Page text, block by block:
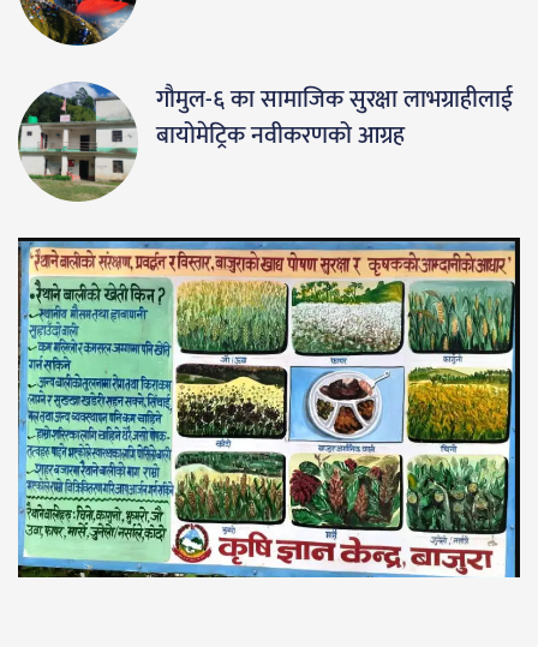
गौमुल-६ का सामाजिक सुरक्षा लाभग्राहीलाई
बायोमेट्रिक नवीकरणको आग्रह